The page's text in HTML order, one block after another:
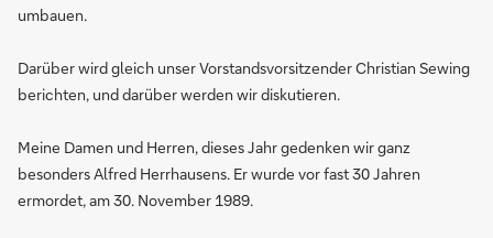
umbauen.
Darüber wird gleich unser Vorstandsvorsitzender Christian Sewing
berichten, und darüber werden wir diskutieren.
Meine Damen und Herren, dieses Jahr gedenken wir ganz
besonders Alfred Herrhausens. Er wurde vor fast 30 Jahren
ermordet, am 30. November 1989.